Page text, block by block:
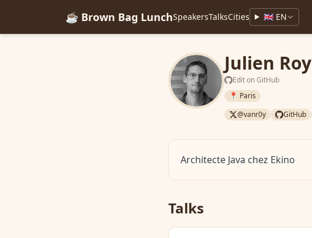
☕ Brown Bag LunchSpeakersTalksCities 🇬🇧 EN
Julien Roy
Edit on GitHub
📍 Paris
@vanr0y
GitHub
Architecte Java chez Ekino
Talks